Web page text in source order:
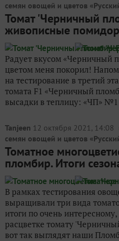
семян овощей и цветов
Томат 'Черничный
живописные
Радует вкусом «Черничный
цветом меня покорил!
на тестирование в третий
томата F1 «Черничный
высадки в теплицу: «ЧП»
Tanjeen 12 октября 2021, 14:08
семян овощей и цветов
Томатное
пломбир. Итоги
В рамках тестирования
выращивали три вида
итоги по очень
расцветке томату
вот так выглядят наши